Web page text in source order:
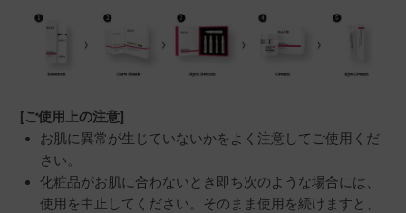
[ご使用上の注意]
お肌に異常が生じていないかをよく注意してご使用くだ
さい。
化粧品がお肌に合わないとき即ち次のような場合には、
使用を中止してください。そのまま使用を続けますと、